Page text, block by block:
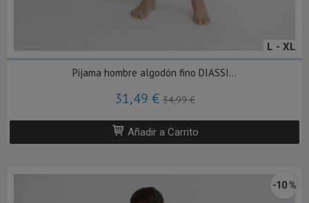
L - XL
Pijama hombre algodón fino DIASSI...
31,49 €34,99 €
Añadir a Carrito
-10 %